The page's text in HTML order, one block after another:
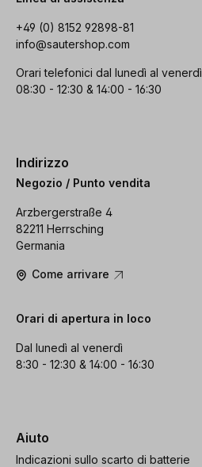
+49 (0) 8152 92898-81
info@sautershop.com
Orari telefonici dal lunedì al venerdì
08:30 - 12:30 & 14:00 - 16:30
Indirizzo
Negozio / Punto vendita
Arzbergerstraße 4
82211 Herrsching
Germania
Come arrivare
Orari di apertura in loco
Dal lunedì al venerdì
8:30 - 12:30 & 14:00 - 16:30
Aiuto
Indicazioni sullo scarto di batterie